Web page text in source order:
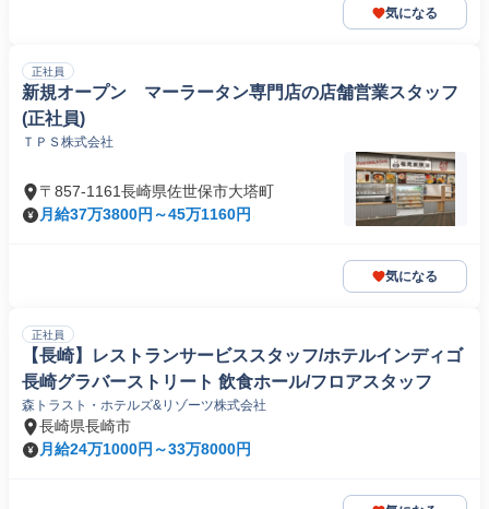
気になる
正社員
新規オープン マーラータン専門店の店舗営業スタッフ
(正社員)
ＴＰＳ株式会社
〒857-1161長崎県佐世保市大塔町
月給37万3800円～45万1160円
気になる
正社員
【長崎】レストランサービススタッフ/ホテルインディゴ
長崎グラバーストリート 飲食ホール/フロアスタッフ
森トラスト・ホテルズ&リゾーツ株式会社
長崎県長崎市
月給24万1000円～33万8000円